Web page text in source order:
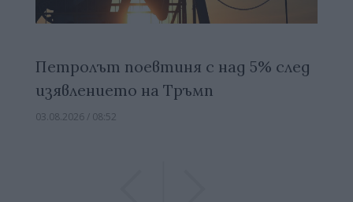
Петролът поевтиня с над 5% след
изявлението на Тръмп
03.08.2026 / 08:52